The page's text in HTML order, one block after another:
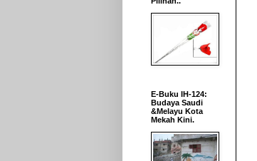
E-Buku IH-124:
Budaya Saudi
&Melayu Kota
Mekah Kini.